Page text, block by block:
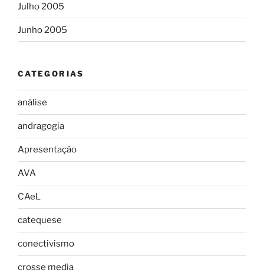
Julho 2005
Junho 2005
CATEGORIAS
análise
andragogia
Apresentação
AVA
CAeL
catequese
conectivismo
crosse media